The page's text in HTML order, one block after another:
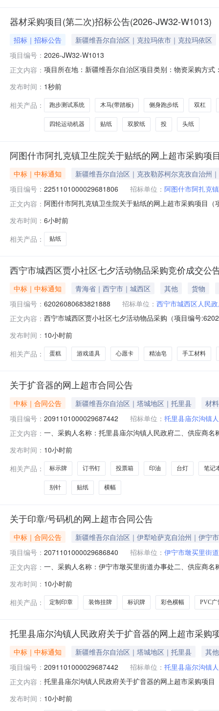
器材采购项目(第二次)招标公告(2026-JW32-W1013)
招标｜招标公告
新疆维吾尔自治区｜克拉玛依市｜克拉玛依区
项目编号： 2026-JW32-W1013
正文内容： 项目所在地：新疆维吾尔自治区项目类别：物资采购方
量交货时间交货地点备注1跑步测试系统详见《招标文件
(带踏板)套44
发布时间： 1秒前
相关产品：
跑步测试系统 木马(带踏板) 侧身跑步纸 双杠
四轮运动机器 贴纸 双胶纸 投 头纸
阿图什市阿扎克镇卫生院关于贴纸的网上超市采购项
中标｜中标通知
新疆维吾尔自治区｜克孜勒苏柯尔克孜自治州
项目编号： 2251101000029681806 招标单位： 阿图什市阿扎克
正文内容： 阿图什市阿扎克镇卫生院关于贴纸的网上超市采购项目
划编码:653001项目所在行政区划名称:新疆维吾尔自治
发布时间： 6小时前
相关产品：
贴纸
西宁市城西区贾小社区七夕活动物品采购竞价成交公
中标｜中标通知 青海省｜西宁市｜城西区 其他
货物
项目编号： 62026080683821888 招标单位： 西宁市城西区人民
正文内容： 西宁市城西区贾小社区七夕活动物品采购（项目编号
0620:53-2026-08-0720:53二、采购单位信息采购单位
发布时间： 10小时前
相关产品：
蛋糕 游戏道具 心愿卡 精油皂 手工材料
关于扩音器的网上超市合同公告
中标｜合同公告 新疆维吾尔自治区｜塔城地区｜托里县
材
项目编号： 2091101000029687442 招标单位： 托里县庙尔沟镇
正文内容： 一、采购人名称：托里县庙尔沟镇人民政府二、供应商
S-800扩音器个4.00803202豪思克普HPCQ-115装扮用
发布时间： 10小时前
相关产品：
标示牌 订书钉 投票箱 印油 台灯 笔记
别针 贴纸 横幅
关于印章/号码机的网上超市合同公告
中标｜合同公告
新疆维吾尔自治区｜伊犁哈萨克自治州｜伊宁市
项目编号： 2071101000029686840 招标单位： 伊宁市墩买里街
正文内容： 一、采购人名称：伊宁市墩买里街道办事处二、供应商
印章个4.00351402定制门幅彩色横幅/条幅/绶带/旗帜无
发布时间： 10小时前
相关产品：
定制印章 装饰挂牌 标识牌 彩色横幅 PVC广
托里县庙尔沟镇人民政府关于扩音器的网上超市采购
中标｜中标通知 新疆维吾尔自治区｜塔城地区｜托里县
其他
项目编号： 2091101000029687442 招标单位： 托里县庙尔沟镇
正文内容： 托里县庙尔沟镇人民政府关于扩音器的网上超市采购项
编码:654224项目所在行政区划名称:新疆维吾尔自治区
发布时间： 10小时前